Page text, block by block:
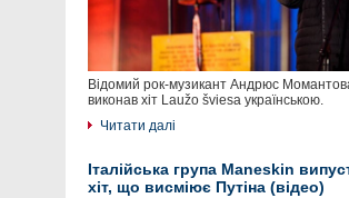
Відомий рок-музикант Андрюс
виконав хіт Laužo šviesa українською.
Читати далі
Італійська група Maneskin
хіт, що висміює Путіна (відео)